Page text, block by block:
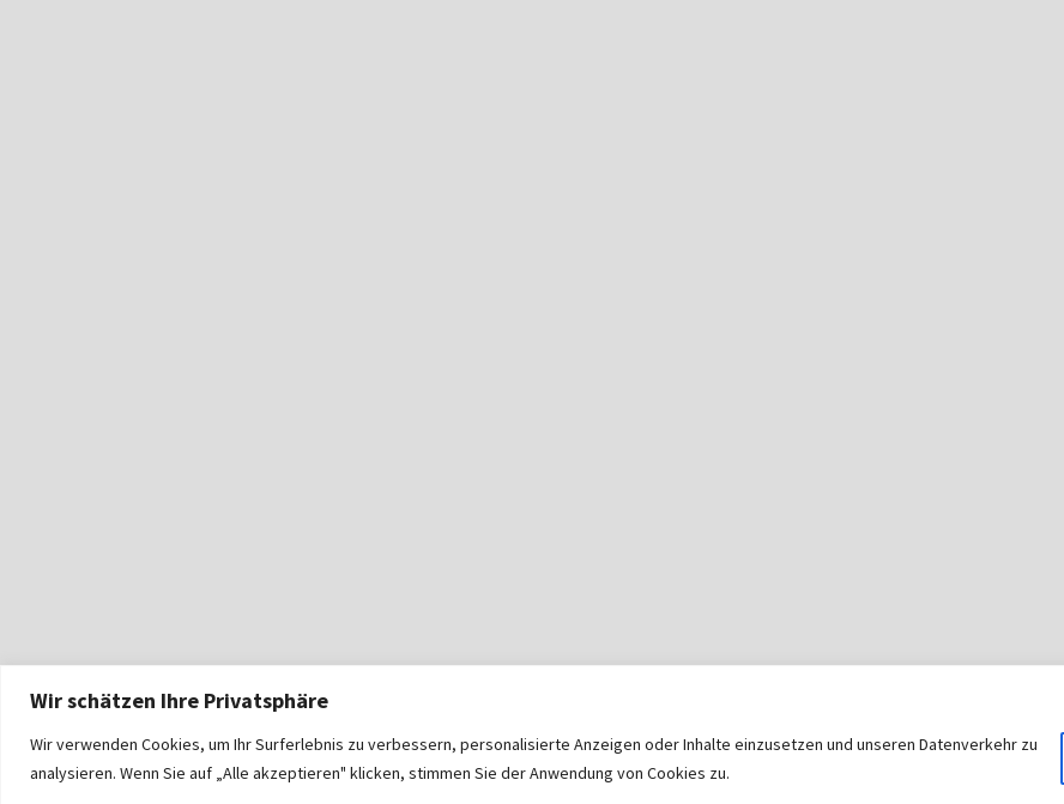
Wir schätzen Ihre Privatsphäre
Wir verwenden Cookies, um Ihr Surferlebnis zu verbessern, personalisierte Anzeigen oder Inhalte einzusetzen und unseren Datenverkehr zu
analysieren. Wenn Sie auf „Alle akzeptieren" klicken, stimmen Sie der Anwendung von Cookies zu.
© 2026|Stolz präsentiert von WordPress |Theme:Nisarg